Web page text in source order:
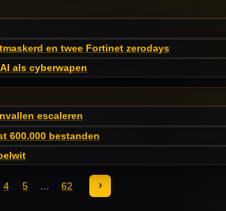
en twee Fortinet zerodays
als cyberwapen
escaleren
600.000 bestanden
4 5 62